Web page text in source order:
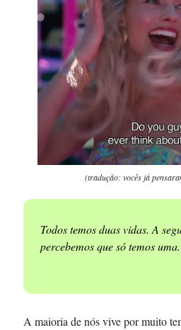
(tradução: vocês já
Todos temos duas vidas. A
percebemos que só temos uma.
A maioria de nós vive por muito